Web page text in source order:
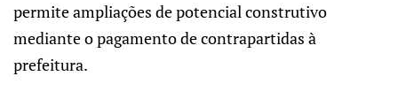
permite ampliações de potencial construtivo
mediante o pagamento de contrapartidas à
prefeitura.